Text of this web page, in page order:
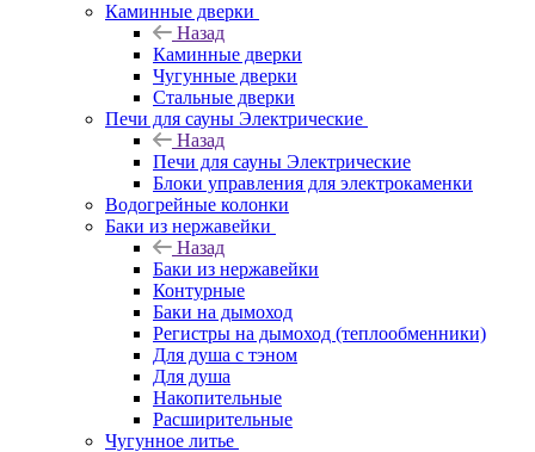
Каминные дверки
Назад
Каминные дверки
Чугунные дверки
Стальные дверки
Печи для сауны Электрические
Назад
Печи для сауны Электрические
Блоки управления для электрокаменки
Водогрейные колонки
Баки из нержавейки
Назад
Баки из нержавейки
Контурные
Баки на дымоход
Регистры на дымоход (теплообменники)
Для душа с тэном
Для душа
Накопительные
Расширительные
Чугунное литье